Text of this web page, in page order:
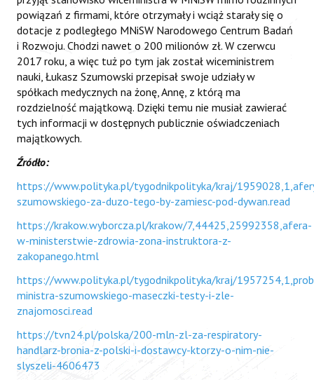
powiązań z firmami, które otrzymały i wciąż starały się o
dotacje z podległego MNiSW Narodowego Centrum Badań
i Rozwoju. Chodzi nawet o 200 milionów zł. W czerwcu
2017 roku, a więc tuż po tym jak został wiceministrem
nauki, Łukasz Szumowski przepisał swoje udziały w
spółkach medycznych na żonę, Annę, z którą ma
rozdzielność majątkową. Dzięki temu nie musiał zawierać
tych informacji w dostępnych publicznie oświadczeniach
majątkowych.
Źródło:
https://www.polityka.pl/tygodnikpolityka/kraj/
szumowskiego-za-duzo-tego-by-zamiesc-pod-dywan.read
https://krakow.wyborcza.pl/krakow/7,44425,25992358,afera-
w-ministerstwie-zdrowia-zona-instruktora-z-
zakopanego.html
https://www.polityka.pl/tygodnikpolityka/kraj/
ministra-szumowskiego-maseczki-testy-i-zle-
znajomosci.read
https://tvn24.pl/polska/200-mln-zl-za-respiratory-
handlarz-bronia-z-polski-i-dostawcy-ktorzy-o-nim-nie-
slyszeli-4606473